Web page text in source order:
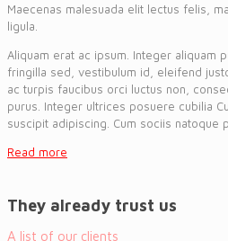
Maecenas malesuada elit lectus felis,
ligula.
Aliquam erat ac ipsum. Integer aliquam
fringilla sed, vestibulum id, eleifend
ac turpis faucibus orci luctus non,
purus. Integer ultrices posuere cubilia
suscipit adipiscing. Cum sociis natoque
Read more
They already trust us
A list of our clients